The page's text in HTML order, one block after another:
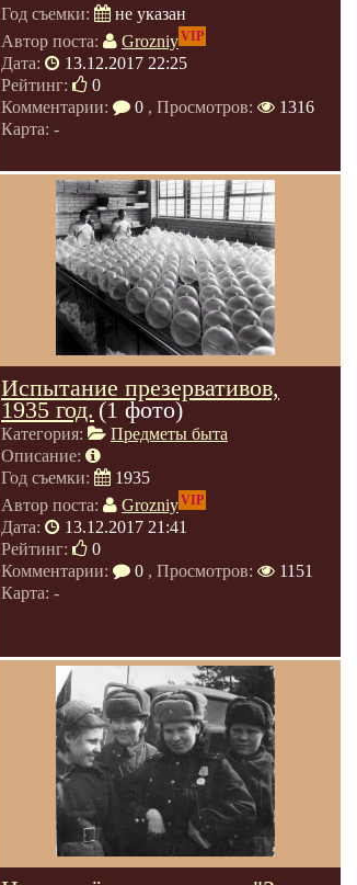
Год съемки:
не указан
Автор поста:
GrozniyVIP
Дата:
13.12.2017 22:25
Рейтинг:
0
Комментарии:
0 , Просмотров:
1316
Карта: -
Испытание презервативов,
1935 год.(1 фото)
Категория:
Предметы быта
Описание:
Год съемки:
1935
Автор поста:
GrozniyVIP
Дата:
13.12.2017 21:41
Рейтинг:
0
Комментарии:
0 , Просмотров:
1151
Карта: -